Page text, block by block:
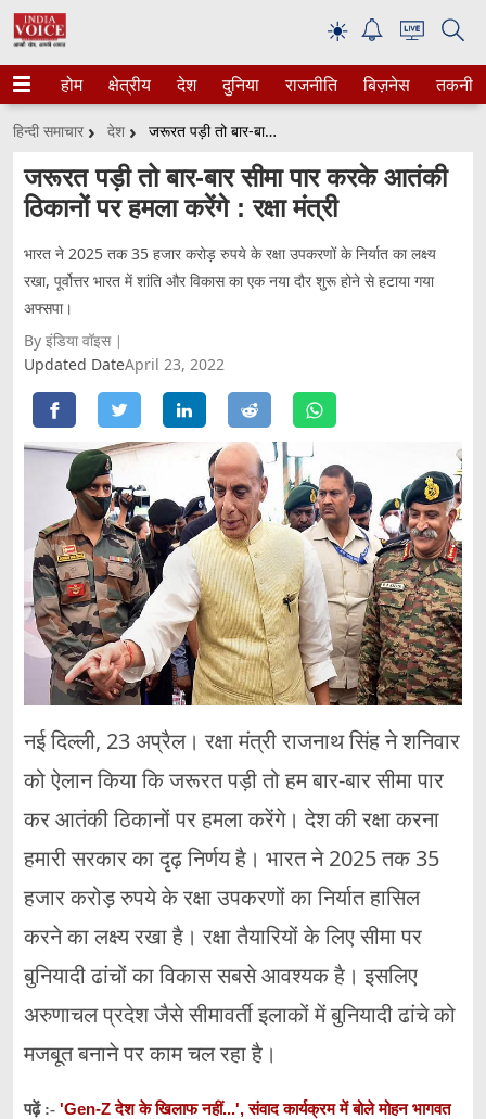
☀
होम क्षेत्रीय देश दुनिया राजनीति बिज़नेस तकनीक
हिन्दी समाचार देश जरूरत पड़ी तो बार-बार सीमा पार करके आतंकी ठिकानों पर हमला करेंगे : रक्षा मंत्री
जरूरत पड़ी तो बार-बार सीमा पार करके आतंकी
ठिकानों पर हमला करेंगे : रक्षा मंत्री
भारत ने 2025 तक 35 हजार करोड़ रुपये के रक्षा उपकरणों के निर्यात का लक्ष्य
रखा, पूर्वोत्तर भारत में शांति और विकास का एक नया दौर शुरू होने से हटाया गया
अफ्सपा।
By इंडिया वॉइस
Updated DateApril 23, 2022
नई दिल्ली, 23 अप्रैल। रक्षा मंत्री राजनाथ सिंह ने शनिवार
को ऐलान किया कि जरूरत पड़ी तो हम बार-बार सीमा पार
कर आतंकी ठिकानों पर हमला करेंगे। देश की रक्षा करना
हमारी सरकार का दृढ़ निर्णय है। भारत ने 2025 तक 35
हजार करोड़ रुपये के रक्षा उपकरणों का निर्यात हासिल
करने का लक्ष्य रखा है। रक्षा तैयारियों के लिए सीमा पर
बुनियादी ढांचों का विकास सबसे आवश्यक है। इसलिए
अरुणाचल प्रदेश जैसे सीमावर्ती इलाकों में बुनियादी ढांचे को
मजबूत बनाने पर काम चल रहा है।
पढ़ें :- 'Gen-Z देश के खिलाफ नहीं...', संवाद कार्यक्रम में बोले मोहन भागवत